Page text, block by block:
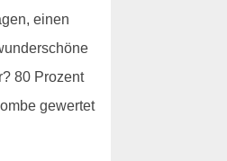
einen
80 Prozent
gewertet